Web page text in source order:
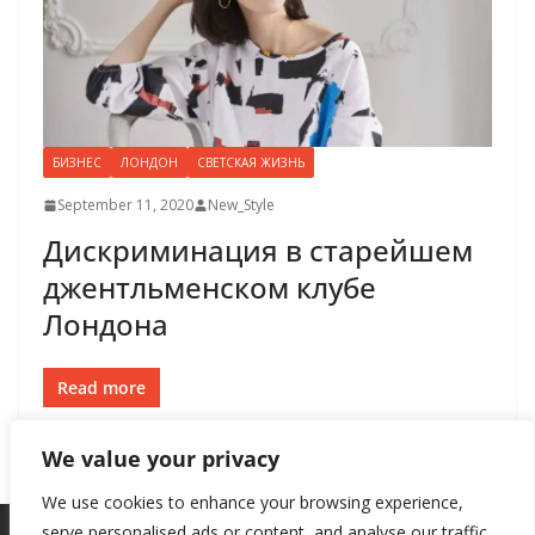
We value your privacy
We use cookies to enhance your browsing experience,
БИЗНЕС ЛОНДОН СВЕТСКАЯ ЖИЗНЬ
September 11, 2020 New_Style
Дискриминация в старейшем
джентльменском клубе
Лондона
Read more